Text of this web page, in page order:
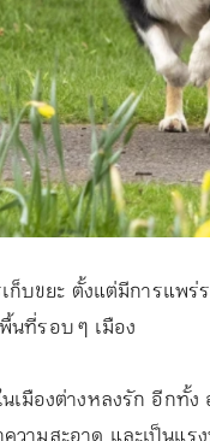
ก็บขยะ ตั้งแต่มีการแพ
นที่รอบ ๆ เมือง
มืองต่างหลงรัก อีกทั้ง